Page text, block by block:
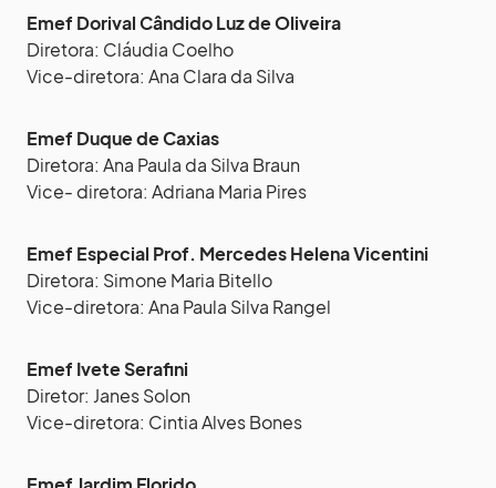
Emef Dorival Cândido Luz de Oliveira
Diretora: Cláudia Coelho
Vice-diretora: Ana Clara da Silva
Emef Duque de Caxias
Diretora: Ana Paula da Silva Braun
Vice- diretora: Adriana Maria Pires
Emef Especial Prof. Mercedes Helena Vicentini
Diretora: Simone Maria Bitello
Vice-diretora: Ana Paula Silva Rangel
Emef Ivete Serafini
Diretor: Janes Solon
Vice-diretora: Cintia Alves Bones